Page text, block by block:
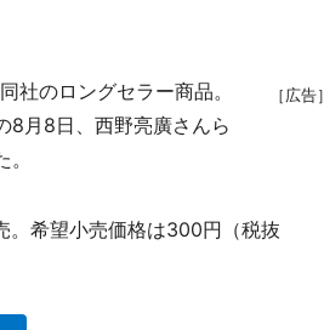
［広告］
のロングセラー商品。
8月8日、西野亮廣さんら
希望小売価格は300円（税抜